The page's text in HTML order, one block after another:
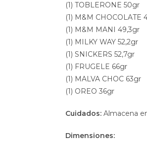
(1) TOBLERONE 50gr
(1) M&M CHOCOLATE
(1) M&M MANI 49,3gr
(1) MILKY WAY 52,2gr
(1) SNICKERS 52,7gr
(1) FRUGELE 66gr
(1) MALVA CHOC 63gr
(1) OREO 36gr
Cuidados: Almacena
Dimensiones: